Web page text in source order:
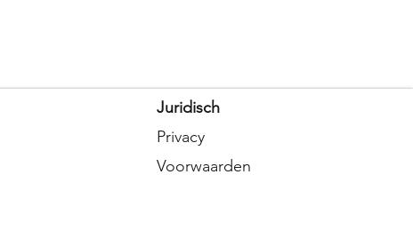
Juridisch
Privacy
Voorwaarden